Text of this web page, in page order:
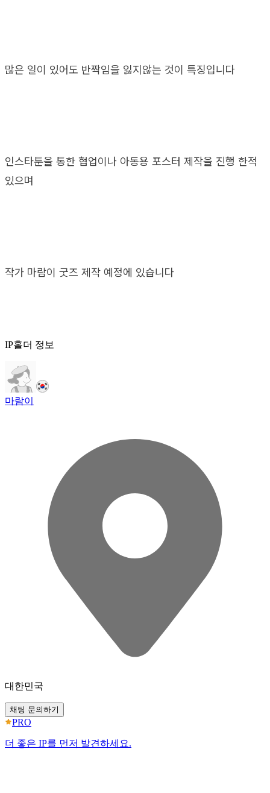
많은 일이 있어도 반짝임을 잃지않는 것이 특징입니다
인스타툰을 통한 협업이나 아동용 포스터 제작을 진행 한적
있으며
작가 마람이 굿즈 제작 예정에 있습니다
IP홀더 정보
마람이
대한민국
채팅 문의하기
PRO
더 좋은 IP를 먼저 발견하세요.